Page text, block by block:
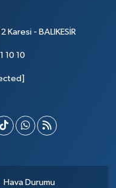
Karesi - BALIKESİR
10 10
Hava Durumu